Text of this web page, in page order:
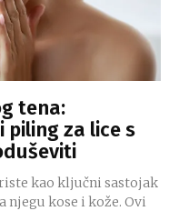
tena:
piling za lice s
kao ključni sastojak
kose i kože. Ovi